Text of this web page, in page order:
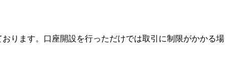
ります。口座開設を行っただけでは取引に制限がかかる場